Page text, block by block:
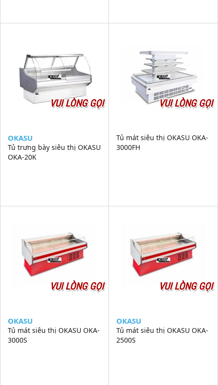
VUI LÒNG GỌI
OKASU
Tủ trưng bày siêu thị OKASU
OKA-20K
VUI LÒNG GỌI
Tủ mát siêu thị OKASU OKA-
3000FH
VUI LÒNG GỌI
OKASU
Tủ mát siêu thị OKASU OKA-
3000S
VUI LÒNG GỌI
OKASU
Tủ mát siêu thị OKASU OKA-
2500S